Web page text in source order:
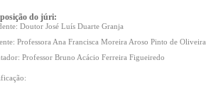
do júri:
Doutor José Luís Duarte Granja
Professora Ana Francisca Moreira Aroso Pinto de Oliveira
Professor Bruno Acácio Ferreira Figueiredo